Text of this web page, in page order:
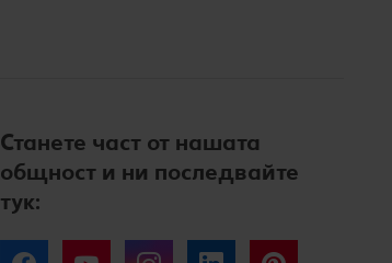
Станете част от нашата
общност и ни последвайте
тук: